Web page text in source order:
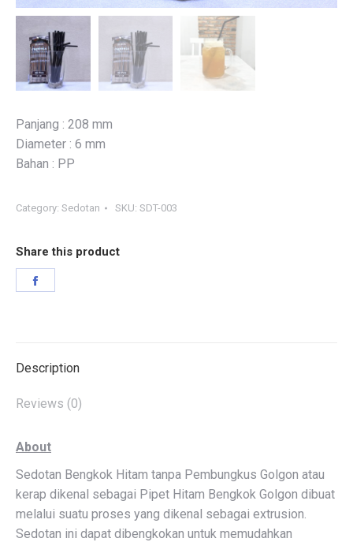
Panjang : 208 mm
Diameter : 6 mm
Bahan : PP
Category: Sedotan SKU: SDT-003
Share this product
Description
Reviews (0)
About
Sedotan Bengkok Hitam tanpa Pembungkus Golgon atau
kerap dikenal sebagai Pipet Hitam Bengkok Golgon dibuat
melalui suatu proses yang dikenal sebagai extrusion.
Sedotan ini dapat dibengkokan untuk memudahkan